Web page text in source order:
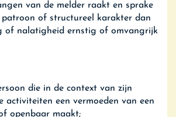
van de melder raakt en sprake
patroon of structureel karakter dan
of nalatigheid ernstig of omvangrijk
die in de context van zijn
activiteiten een vermoeden van een
openbaar maakt;